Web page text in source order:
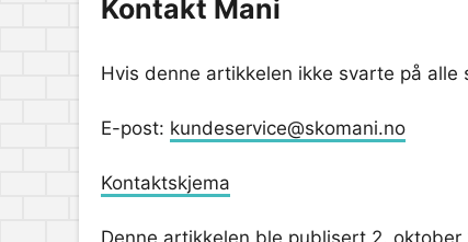
Kontakt Mani
Hvis denne artikkelen ikke svarte på
E-post: kundeservice@skomani.no
Kontaktskjema
Denne artikkelen ble publisert 2.